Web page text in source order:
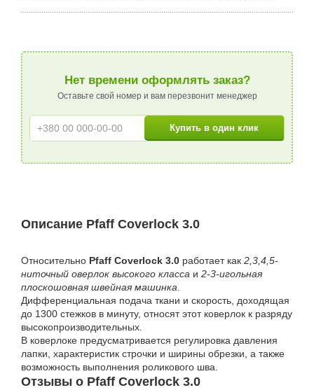
Нет времени оформлять заказ?
Оставьте свой номер и вам перезвонит менеджер
Описание Pfaff Coverlock 3.0
Относительно Pfaff Coverlock 3.0 работает как 2,3,4,5-
ниточный оверлок высокого класса и 2-3-игольная
плоскошовная швейная машинка.
Дифференциальная подача ткани и скорость, доходящая
до 1300 стежков в минуту, относят этот коверлок к разряду
высокопроизводительных.
В коверлоке предусматривается регулировка давления
лапки, характеристик строчки и ширины обрезки, а также
возможность выполнения роликового шва.
Отзывы о Pfaff Coverlock 3.0